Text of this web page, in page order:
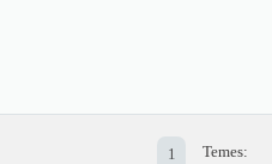
1
Temes: